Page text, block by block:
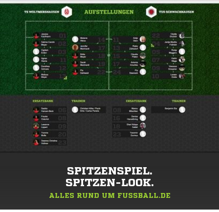
SPITZENSPIEL.
SPITZEN-LOOK.
ALLES RUND UM FUSSBALL.DE